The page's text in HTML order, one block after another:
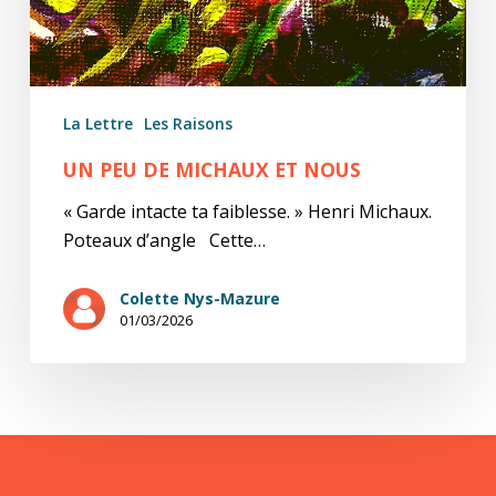
La Lettre Les Raisons
UN PEU DE MICHAUX ET NOUS
« Garde intacte ta faiblesse. » Henri Michaux.
Poteaux d’angle Cette…
Colette Nys-Mazure
01/03/2026